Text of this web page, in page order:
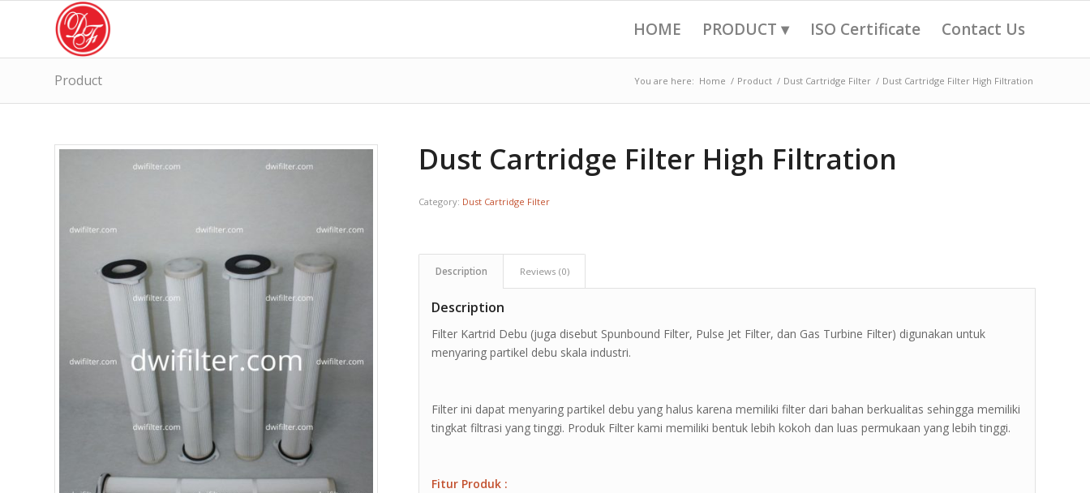
HOME PRODUCT ▾ ISO Certificate Contact Us
Product You are here: Home / Product / Dust Cartridge Filter / Dust Cartridge Filter High Filtration
Dust Cartridge Filter High Filtration
Category: Dust Cartridge Filter
Description Reviews (0)
Description
Filter Kartrid Debu (juga disebut Spunbound Filter, Pulse Jet Filter, dan Gas Turbine Filter) digunakan untuk
menyaring partikel debu skala industri.
Filter ini dapat menyaring partikel debu yang halus karena memiliki filter dari bahan berkualitas sehingga memiliki
tingkat filtrasi yang tinggi. Produk Filter kami memiliki bentuk lebih kokoh dan luas permukaan yang lebih tinggi.
Fitur Produk :